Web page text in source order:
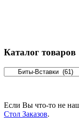
Каталог товаров
Если Вы что-то не
Стол Заказов.